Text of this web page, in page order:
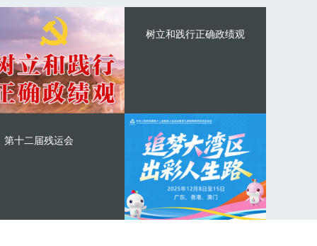
树立和践行正确政绩观
第十二届残运会